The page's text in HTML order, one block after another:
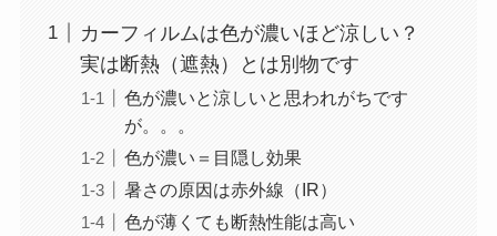
カーフィルムは色が濃いほど涼しい？
実は断熱（遮熱）とは別物です
色が濃いと涼しいと思われがちです
が。。。
色が濃い＝目隠し効果
暑さの原因は赤外線（IR）
色が薄くても断熱性能は高い